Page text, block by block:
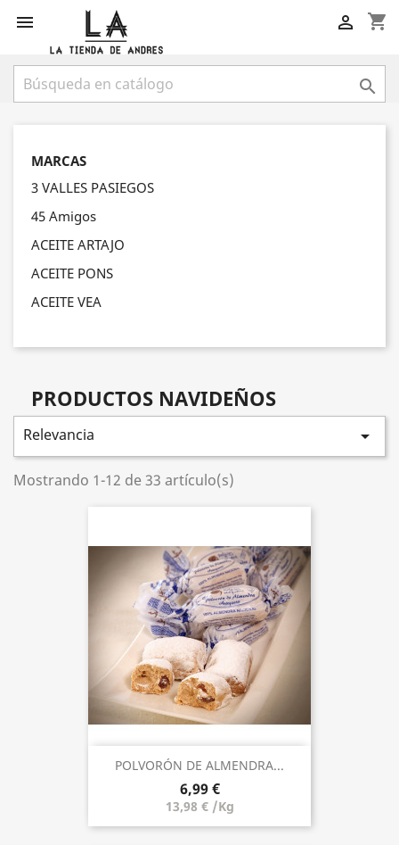
 shopping_cart


MARCAS
3 VALLES PASIEGOS
45 Amigos
ACEITE ARTAJO
ACEITE PONS
ACEITE VEA
PRODUCTOS NAVIDEÑOS
Relevancia 
Mostrando 1-12 de 33 artículo(s)
POLVORÓN DE ALMENDRA...
6,99 €
13,98 € /Kg